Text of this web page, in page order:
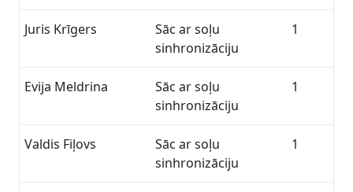
Juris Krīgers
Sāc ar soļu
sinhronizāciju
1
Evija Meldrina
Sāc ar soļu
sinhronizāciju
1
Valdis Fiļovs
Sāc ar soļu
sinhronizāciju
1